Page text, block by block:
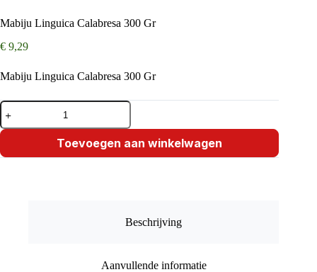
Mabiju Linguica Calabresa 300 Gr
€ 9,29
Mabiju Linguica Calabresa 300 Gr
Mabiju
Linguica
Calabresa
Gr
Toevoegen aan winkelwagen
Beschrijving
Aanvullende informatie